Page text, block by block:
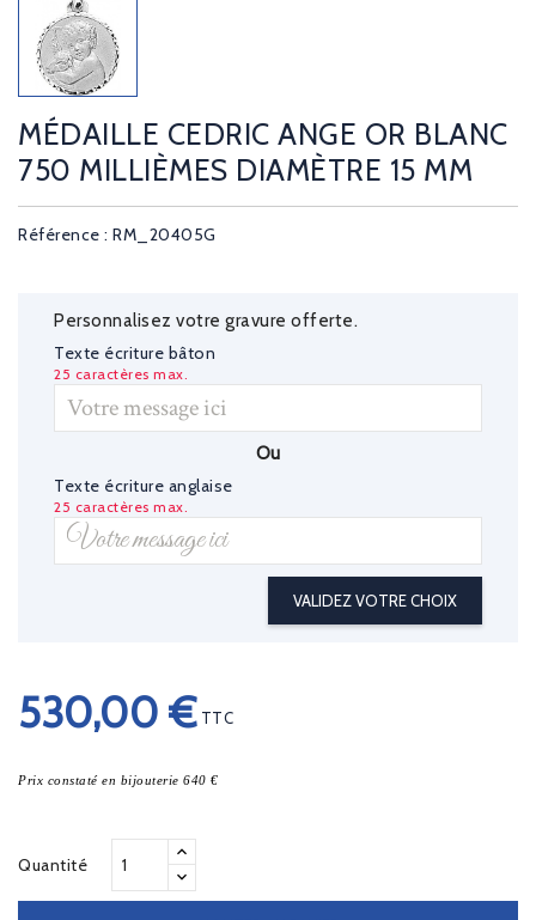
MÉDAILLE CEDRIC ANGE OR BLANC
750 MILLIÈMES DIAMÈTRE 15 MM
Référence : RM_20405G
Personnalisez votre gravure offerte.
Texte écriture bâton
25 caractères max.
Ou
Texte écriture anglaise
25 caractères max.
VALIDEZ VOTRE CHOIX
530,00 € TTC
Prix constaté en bijouterie 640 €
Quantité